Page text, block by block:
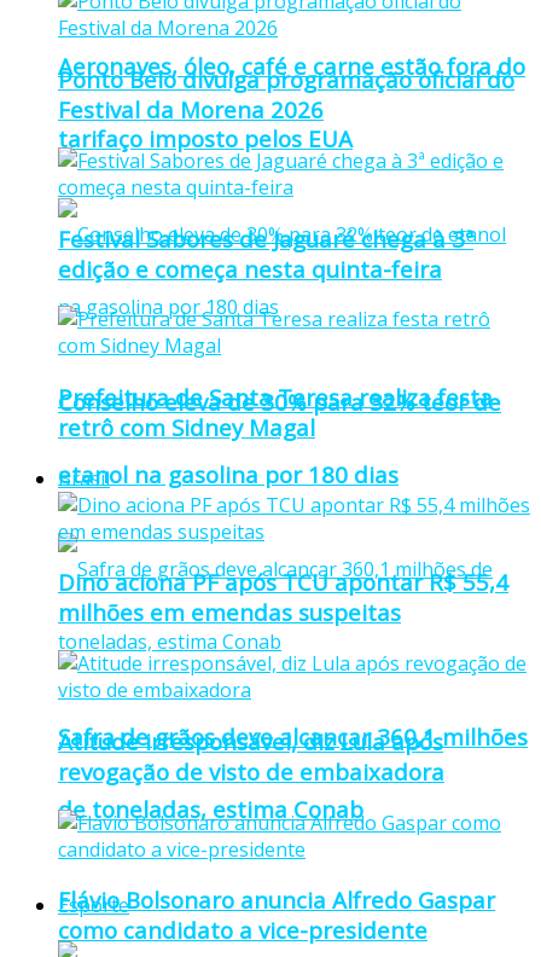
Aeronaves, óleo, café e carne estão fora do
tarifaço imposto pelos EUA
Conselho eleva de 30% para 32% teor de
etanol na gasolina por 180 dias
Safra de grãos deve alcançar 360,1 milhões
de toneladas, estima Conab
Esporte
Ponto Belo divulga programação oficial do
Festival da Morena 2026
Festival Sabores de Jaguaré chega à 3ª
edição e começa nesta quinta-feira
Prefeitura de Santa Teresa realiza festa
retrô com Sidney Magal
Brasil
Dino aciona PF após TCU apontar R$ 55,4
milhões em emendas suspeitas
Atitude irresponsável, diz Lula após
revogação de visto de embaixadora
Flávio Bolsonaro anuncia Alfredo Gaspar
como candidato a vice-presidente